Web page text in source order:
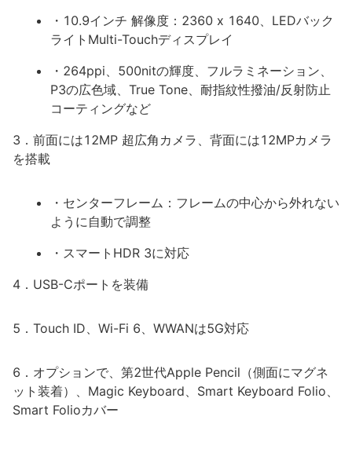
・10.9インチ 解像度：2360 x 1640、LEDバック
ライトMulti-Touchディスプレイ
・264ppi、500nitの輝度、フルラミネーション、
P3の広色域、True Tone、耐指紋性撥油/反射防止
コーティングなど
3．前面には12MP 超広角カメラ、背面には12MPカメラ
を搭載
・センターフレーム：フレームの中心から外れない
ように自動で調整
・スマートHDR 3に対応
4．USB-Cポートを装備
5．Touch ID、Wi-Fi 6、WWANは5G対応
6．オプションで、第2世代Apple Pencil（側面にマグネ
ット装着）、Magic Keyboard、Smart Keyboard Folio、
Smart Folioカバー